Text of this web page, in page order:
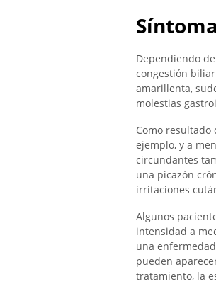
Dependiendo
congestión
amarillenta,
molestias
Como
ejemplo, y a
circundantes
una picazón
irritaciones
Algunos
intensidad a
una
pueden
tratamiento, la